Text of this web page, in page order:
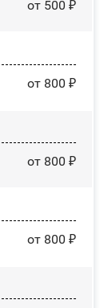
от 500 ₽
от 800 ₽
от 800 ₽
от 800 ₽